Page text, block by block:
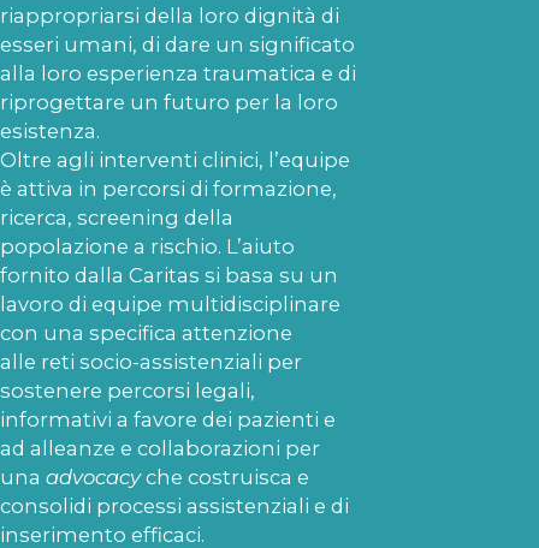
riappropriarsi della loro dignità di
esseri umani, di dare un significato
alla loro esperienza traumatica e di
riprogettare un futuro per la loro
esistenza.
Oltre agli interventi clinici, l’equipe
è attiva in percorsi di formazione,
ricerca, screening della
popolazione a rischio. L’aiuto
fornito dalla Caritas si basa su un
lavoro di equipe multidisciplinare
con una specifica attenzione
alle reti socio-assistenziali per
sostenere percorsi legali,
informativi a favore dei pazienti e
ad alleanze e collaborazioni per
una advocacyche costruisca e
consolidi processi assistenziali e di
inserimento efficaci.